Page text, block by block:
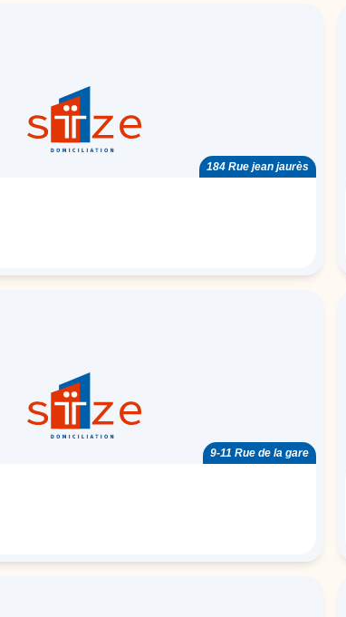
184 Rue jean jaurès
9-11 Rue de la gare